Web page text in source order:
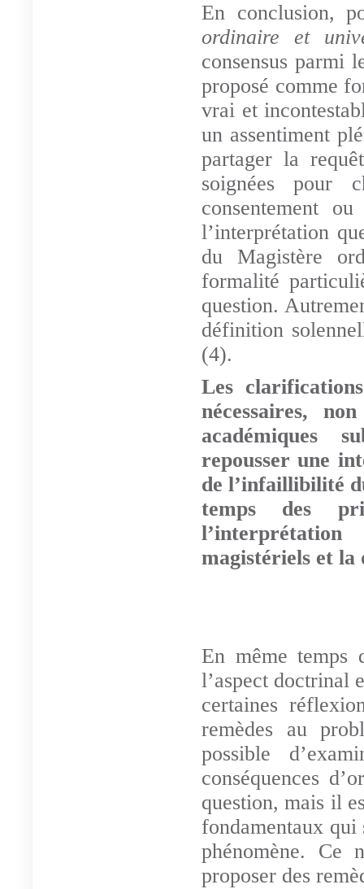
En conclusion,
ordinaire et
consensus parmi
proposé comme
vrai et
un assentiment
partager la
soignées pour
consentement
l’interprétation
du Magistère
formalité
question.
définition
(4).
Les
nécessaires,
académiques
repousser une
de l’infaillibilité
temps des
magistériels et la
En même temps
l’aspect doctrinal
certaines
remèdes au
possible
conséquences
question, mais il
fondamentaux qui
phénomène. Ce
proposer des